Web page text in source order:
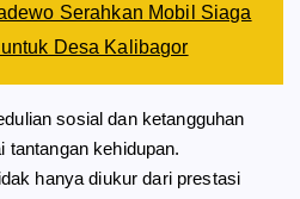
Serahkan Mobil Siaga
Desa Kalibagor
sosial dan ketangguhan
tantangan kehidupan.
hanya diukur dari prestasi